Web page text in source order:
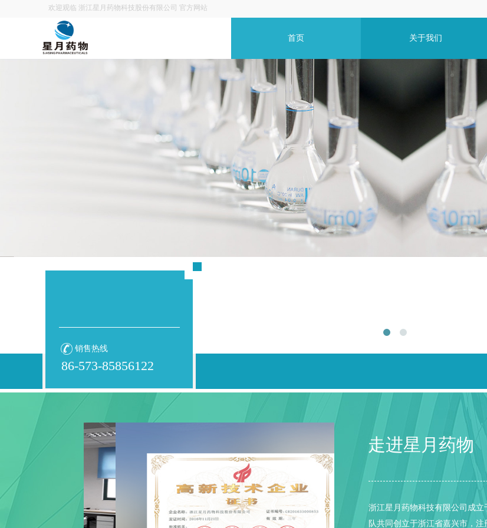
欢迎观临 浙江星月药物科技股份有限公司 官方网站
首页 关于我们
销售热线
86-573-85856122
走进星月药物
浙江星月药物科技有限公司成立
队共同创立于浙江省嘉兴市，